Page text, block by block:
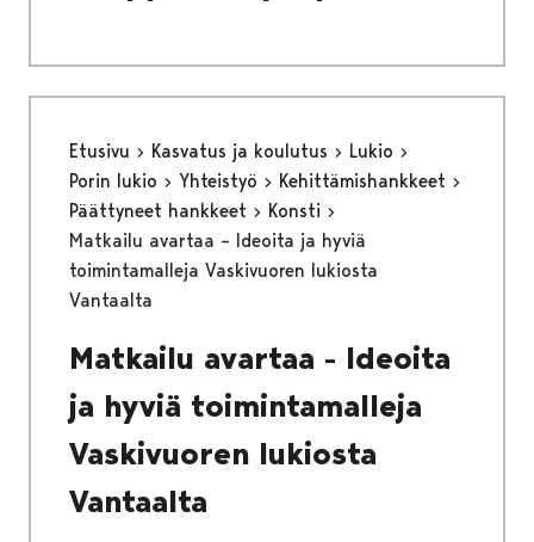
Etusivu Kasvatus ja koulutus
Lukio
Porin lukio
Yhteistyö
Kehittämishankkeet
Päättyneet hankkeet
Konsti
Matkailu avartaa – Ideoita ja hyviä
toimintamalleja Vaskivuoren lukiosta
Vantaalta
Matkailu avartaa - Ideoita
ja hyviä toimintamalleja
Vaskivuoren lukiosta
Vantaalta